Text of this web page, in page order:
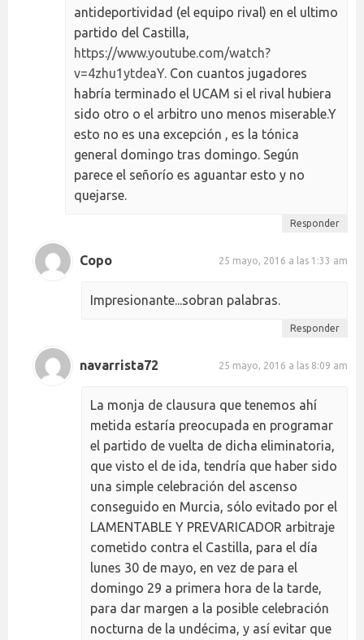
antideportividad (el equipo rival) en el ultimo
partido del Castilla,
https://www.youtube.com/watch?
v=4zhu1ytdeaY. Con cuantos jugadores
habría terminado el UCAM si el rival hubiera
sido otro o el arbitro uno menos miserable.Y
esto no es una excepción , es la tónica
general domingo tras domingo. Según
parece el señorío es aguantar esto y no
quejarse.
Responder
Copo 25 mayo, 2016 a las 1:33 am
Impresionante...sobran palabras.
Responder
navarrista72 25 mayo, 2016 a las 8:09 am
La monja de clausura que tenemos ahí
metida estaría preocupada en programar
el partido de vuelta de dicha eliminatoria,
que visto el de ida, tendría que haber sido
una simple celebración del ascenso
conseguido en Murcia, sólo evitado por el
LAMENTABLE Y PREVARICADOR arbitraje
cometido contra el Castilla, para el día
lunes 30 de mayo, en vez de para el
domingo 29 a primera hora de la tarde,
para dar margen a la posible celebración
nocturna de la undécima, y así evitar que